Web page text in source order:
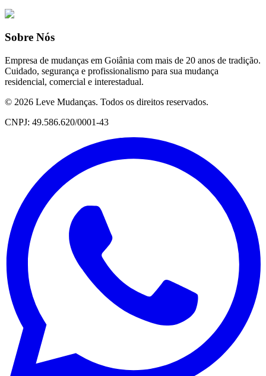
Sobre Nós
Empresa de mudanças em Goiânia com mais de 20 anos de tradição.
Cuidado, segurança e profissionalismo para sua mudança
residencial, comercial e interestadual.
© 2026 Leve Mudanças. Todos os direitos reservados.
CNPJ: 49.586.620/0001-43